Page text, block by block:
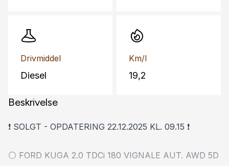
Drivmiddel
Diesel
Km/l
19,2
Beskrivelse
❗ SOLGT - OPDATERING 22.12.2025 KL. 09.15 ❗
⚪ FORD KUGA 2.0 TDCi 180 VIGNALE AUT. AWD 5D